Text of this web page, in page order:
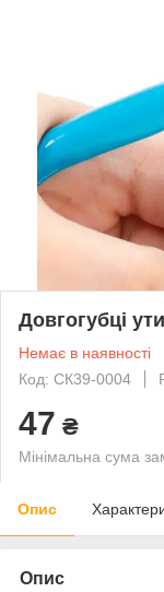
Довгогубці
Немає в наявності
Код: СК39-0004
47 ₴
Мінімальна сума
Опис
Опис